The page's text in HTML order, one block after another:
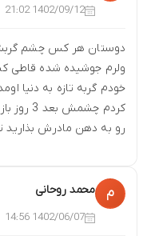
1402/09/12 21:02
دوستان هر کس چشم گربش
ولرم جوشیده شده قاطی
خودم گربه تازه به دنیا
کردم
رو به دهن مادرش بذارید
م محمد روحانی
1402/06/07 14:56